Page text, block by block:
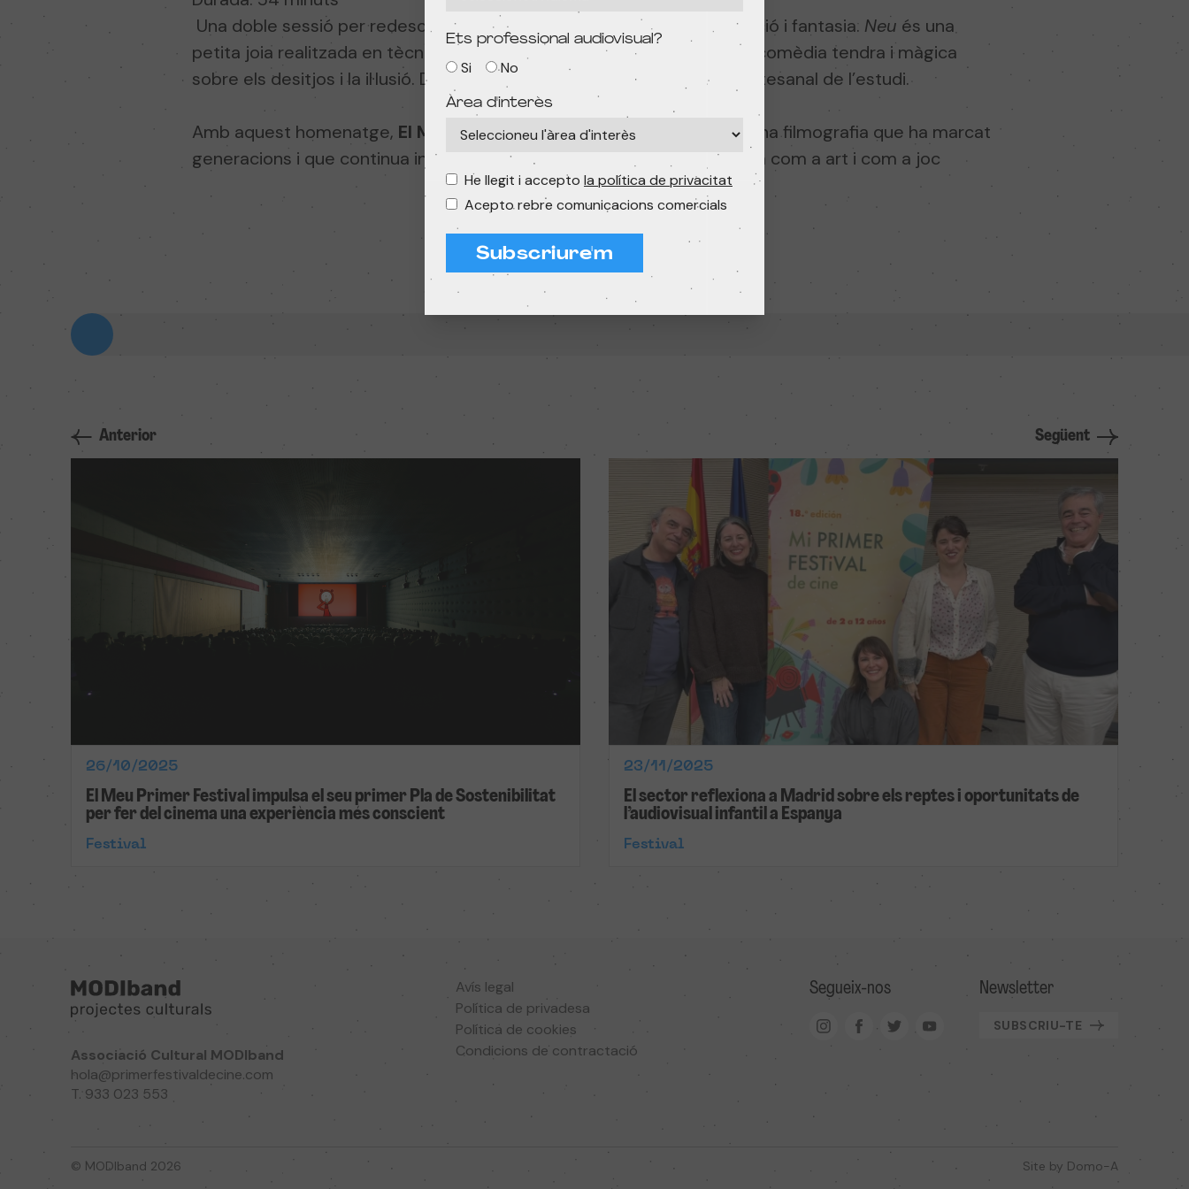
Una doble sessió per redescobrir la capacitat de Folimage d’unir emoció i fantasia. Neu és una
petita joia realitzada en tècnica de cut-out, i
Operació Pare Noel
, una comèdia tendra i màgica
sobre els desitjos i la il·lusió. Dues obres que reafirmen la sensibilitat artesanal de l’estudi.
Amb aquest homenatge, El Meu Primer Festivalcelebra la riquesa d’una filmografia que ha marcat
generacions i que continua inspirant nous creadors a estimar el cinema com a art i com a joc
Anterior
26/10/2025
El Meu Primer Festival impulsa el seu primer Pla de Sostenibilitat
per fer del cinema una experiència més conscient
Festival
Següent
23/11/2025
El sector reflexiona a Madrid sobre els reptes i oportunitats de
l’audiovisual infantil a Espanya
Festival
Associació Cultural MODIband
hola@primerfestivaldecine.com
T. 933 023 553
Avís legal
Política de privadesa
Política de cookies
Condicions de contractació
Segueix-nos Newsletter
SUBSCRIU-TE
© MODIband 2026 Site by Domo-A
Ets professional audiovisual?
Si No
Àrea d'interès
He llegit i accepto la política de privacitat
Acepto rebre comunicacions comercials
Subscriure'm